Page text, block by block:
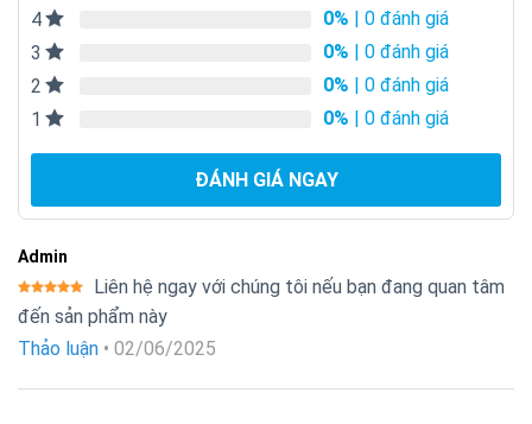
4
0% | 0 đánh giá
3
0% | 0 đánh giá
2
0% | 0 đánh giá
1
0% | 0 đánh giá
ĐÁNH GIÁ NGAY
Admin
Được xếp
hạng
55
Liên hệ ngay với chúng tôi nếu bạn đang quan tâm
đến sản phẩm này
Thảo luận • 02/06/2025